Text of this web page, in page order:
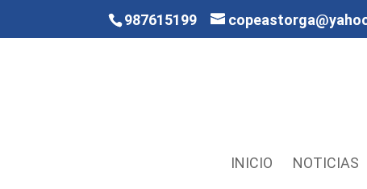
987615199
INICIO NOTICIAS